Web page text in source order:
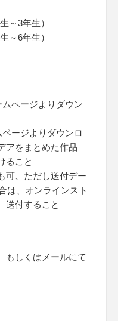
～3年生）
～6年生）
ページよりダウン
ージよりダウンロ
アをまとめた作品
ること
可、ただし送付デー
は、オンラインスト
送付すること
もしくはメールにて